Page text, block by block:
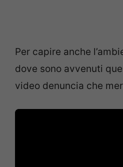
Per capire anche
dove sono avvenuti
video denuncia che